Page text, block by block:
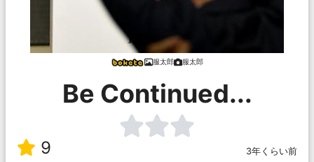
服太郎 服太郎
Be Continued...
9 3年くらい前